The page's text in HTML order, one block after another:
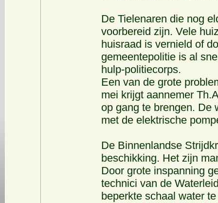
De Tielenaren die nog
voorbereid zijn. Vele
huisraad is vernield of
gemeentepolitie is al
hulp-politiecorps.
Een van de grote
mei krijgt aannemer
op gang te brengen. De
met de elektrische
De Binnenlandse
beschikking. Het zijn
Door grote inspanning
technici van de
beperkte schaal water